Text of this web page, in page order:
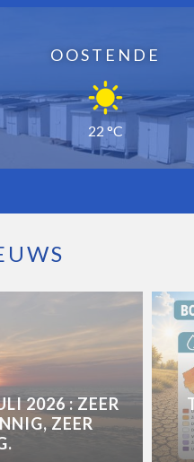
OOSTENDE
22 °C
2026 : ZEER
ZEER